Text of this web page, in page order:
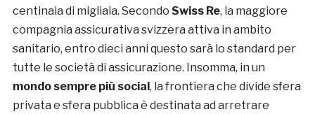
centinaia di migliaia. Secondo Swiss Re, la maggiore
compagnia assicurativa svizzera attiva in ambito
sanitario, entro dieci anni questo sarà lo standard per
tutte le società di assicurazione. Insomma, in un
mondo sempre più social , la frontiera che divide sfera
privata e sfera pubblica è destinata ad arretrare